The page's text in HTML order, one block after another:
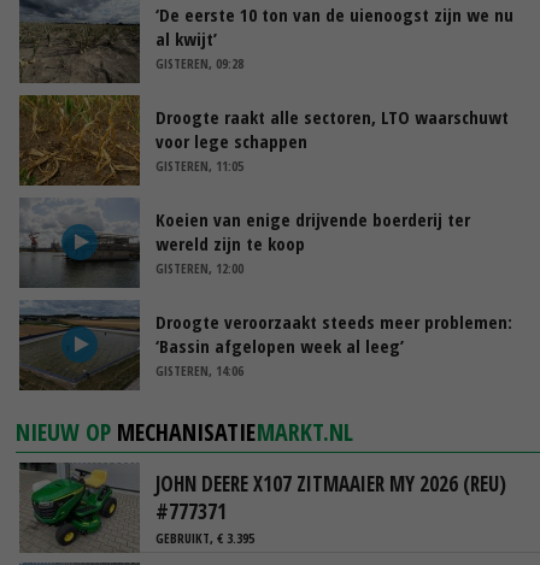
‘De eerste 10 ton van de uienoogst zijn we nu
al kwijt’
GISTEREN, 09:28
Droogte raakt alle sectoren, LTO waarschuwt
voor lege schappen
GISTEREN, 11:05
Koeien van enige drijvende boerderij ter
wereld zijn te koop
GISTEREN, 12:00
Droogte veroorzaakt steeds meer problemen:
‘Bassin afgelopen week al leeg’
GISTEREN, 14:06
NIEUW OP MECHANISATIEMARKT.NL
JOHN DEERE X107 ZITMAAIER MY 2026 (REU)
#777371
GEBRUIKT, € 3.395